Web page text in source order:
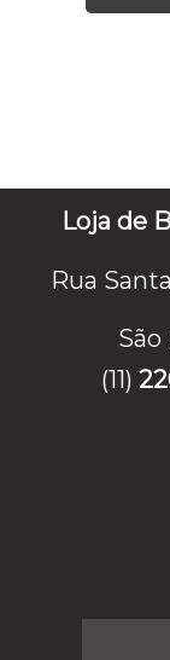
Loja de
Rua
São
(11)